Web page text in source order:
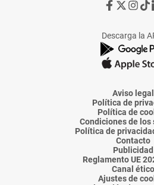
Ir
de
La
Voz
Almería
Ir
de
La
Voz
Almería
Ir
de
La
Voz
Descarga la
Aviso legal
Política de
Política de
Condiciones de los
Política de
Contacto
Publicidad
Reglamento UE
Canal ético
Ajustes de